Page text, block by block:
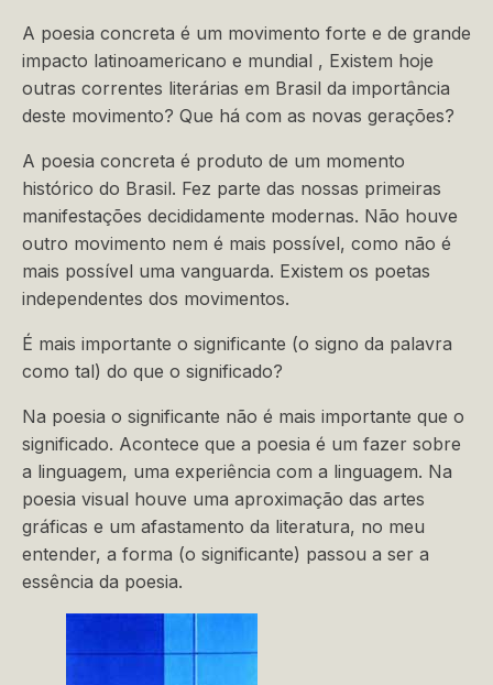
A poesia concreta é um movimento forte e de grande
impacto latinoamericano e mundial , Existem hoje
outras correntes literárias em Brasil da importância
deste movimento? Que há com as novas gerações?
A poesia concreta é produto de um momento
histórico do Brasil. Fez parte das nossas primeiras
manifestações decididamente modernas. Não houve
outro movimento nem é mais possível, como não é
mais possível uma vanguarda. Existem os poetas
independentes dos movimentos.
É mais importante o significante (o signo da palavra
como tal) do que o significado?
Na poesia o significante não é mais importante que o
significado. Acontece que a poesia é um fazer sobre
a linguagem, uma experiência com a linguagem. Na
poesia visual houve uma aproximação das artes
gráficas e um afastamento da literatura, no meu
entender, a forma (o significante) passou a ser a
essência da poesia.